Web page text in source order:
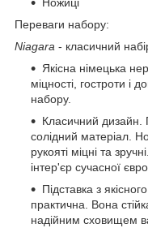
Ножиці
Переваги набору:
Niagara - класичний
Якісна німецька
міцності, гостроти і
набору.
Класичний дизайн.
солідний матеріал.
рукояті міцні та
інтер'єр сучасної
Підставка з
практична. Вона
надійним сховищем